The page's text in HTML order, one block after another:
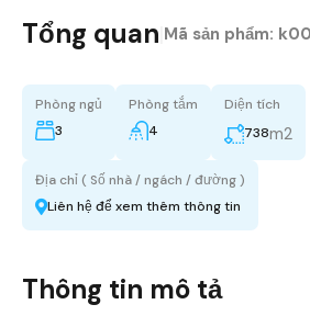
Tổng quan Mã sản phẩm:
Phòng ngủ
3
Phòng tắm
4
Diện tích
738m2
Địa chỉ ( Số nhà / ngách / đường )
Liên hệ để xem thêm thông tin
Thông tin mô tả